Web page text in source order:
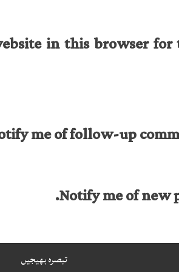
in this browser
me of follow-up
Notify me of new